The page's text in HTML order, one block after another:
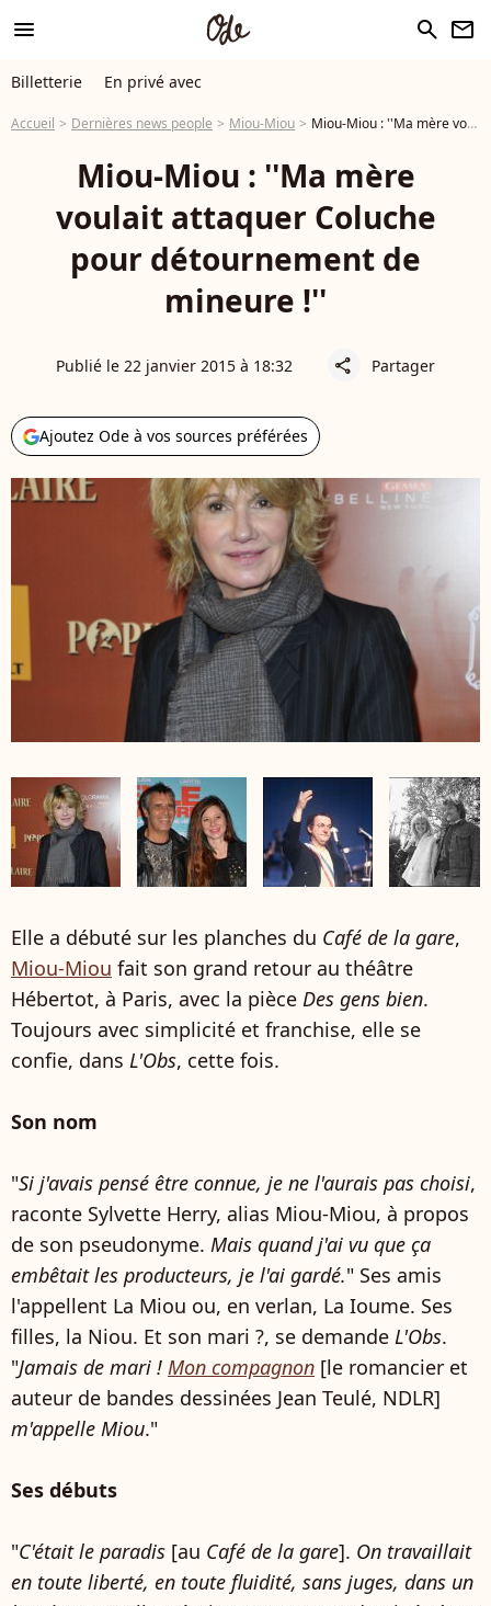
menu search newsletter
Billetterie En privé avec
Accueil Dernières news people Miou-Miou Miou-Miou : ''Ma mère voulait attaquer Coluche pour détournement de mineure !''
Miou-Miou : ''Ma mère
voulait attaquer Coluche
pour détournement de
mineure !''
Publié le 22 janvier 2015 à 18:32 share Partager
Ajoutez Ode à vos sources préférées
Elle a débuté sur les planches du Café de la gare,
Miou-Miou fait son grand retour au théâtre
Hébertot, à Paris, avec la pièce Des gens bien.
Toujours avec simplicité et franchise, elle se
confie, dans L'Obs, cette fois.
Son nom
"Si j'avais pensé être connue, je ne l'aurais pas choisi,
raconte Sylvette Herry, alias Miou-Miou, à propos
de son pseudonyme. Mais quand j'ai vu que ça
embêtait les producteurs, je l'ai gardé." Ses amis
l'appellent La Miou ou, en verlan, La Ioume. Ses
filles, la Niou. Et son mari ?, se demande L'Obs.
"Jamais de mari ! Mon compagnon [le romancier et
auteur de bandes dessinées Jean Teulé, NDLR]
m'appelle Miou."
Ses débuts
"C'était le paradis [au Café de la gare]. On travaillait
en toute liberté, en toute fluidité, sans juges, dans un